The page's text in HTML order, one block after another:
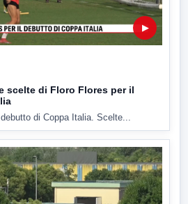
▶
scelte di Floro Flores per il
di Coppa Italia. Scelte...